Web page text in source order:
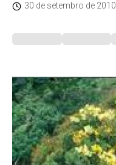
30 de setembro de 2010